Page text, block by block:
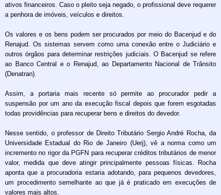
ativos financeiros. Caso o pleito seja negado, o profissional deve requerer
a penhora de imóveis, veículos e direitos.
Os valores e os bens podem ser procurados por meio do Bacenjud e do
Renajud. Os sistemas servem como uma conexão entre o Judiciário e
outros órgãos para determinar restrições judiciais. O Bacenjud se refere
ao Banco Central e o Renajud, ao Departamento Nacional de Trânsito
(Denatran).
Assim, a portaria mais recente só permite ao procurador pedir a
suspensão por um ano da execução fiscal depois que forem esgotadas
todas providências para recuperar bens e direitos do devedor.
Nesse sentido, o professor de Direito Tributário Sergio André Rocha, da
Universidade Estadual do Rio de Janeiro (Uerj), vê a norma como um
incremento no rigor da PGFN para recuperar créditos tributários de menor
valor, medida que deve atingir principalmente pessoas físicas. Rocha
aponta que a procuradoria estaria adotando, para pequenos devedores,
um procedimento semelhante ao que já é praticado em execuções de
valores mais altos.